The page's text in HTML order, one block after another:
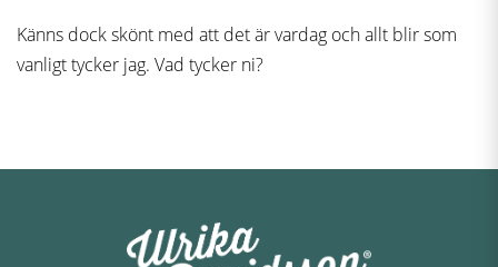
Känns dock skönt med att det är vardag och allt blir som
vanligt tycker jag. Vad tycker ni?